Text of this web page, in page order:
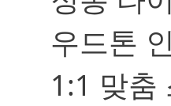
우드톤
1:1 맞춤